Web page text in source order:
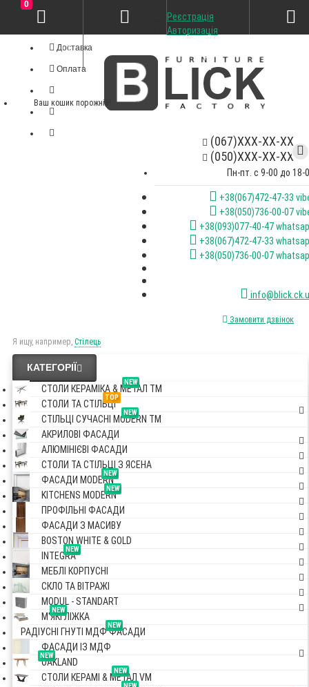
Доставка
Оплата
(067)XXX-XX-XX
(050)XXX-XX-XX
Пн-пт. с 9-00 до 18-
+38(067)472-47-33
+38(050)736-00-07
+38(093)077-40-47
+38(067)472-47-33
+38(050)736-00-07
Замовити дзвінок
Я ищу, например, Стілець
Реєстрація
Авторизація
0
Ваш кошик порожній!
КАТЕГОРІЇ
NEW
СТОЛИ КЕРАМІКА & МЕТАЛ TM
TOP
СТОЛИ ТА СТІЛЬЦІ
NEW
СТІЛЬЦІ СУЧАСНІ MODERN TM
АКРИЛОВІ ФАСАДИ
АЛЮМІНІЄВІ ФАСАДИ
СТОЛИ ТА СТІЛЬЦІ З ЯСЕНА
NEW
ФАСАДИ MODERN
NEW
KITCHENS MODERN
ПРОФІЛЬНІ ФАСАДИ
ФАСАДИ З МАСИВУ
BOSTON WHITE & GOLD
NEW
INTEGRA
МЕБЛІ КОРПУСНІ
СКЛО ТА ВІТРАЖІ
MODUL - STANDART
NEW
М'ЯКІ ЛІЖКА
NEW
РАДІУСНІ ГНУТІ МДФ ФАСАДИ
ФАСАДИ ІЗ МДФ
NEW
OAKLAND
NEW
СТОЛИ КЕРАМІ & МЕТАЛ VM